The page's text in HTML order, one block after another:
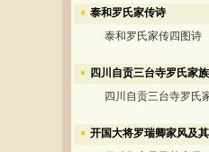
泰和罗氏家传诗
泰和罗氏家传四图诗
四川自贡三台寺罗氏家
四川自贡三台寺罗氏
开国大将罗瑞卿家风及